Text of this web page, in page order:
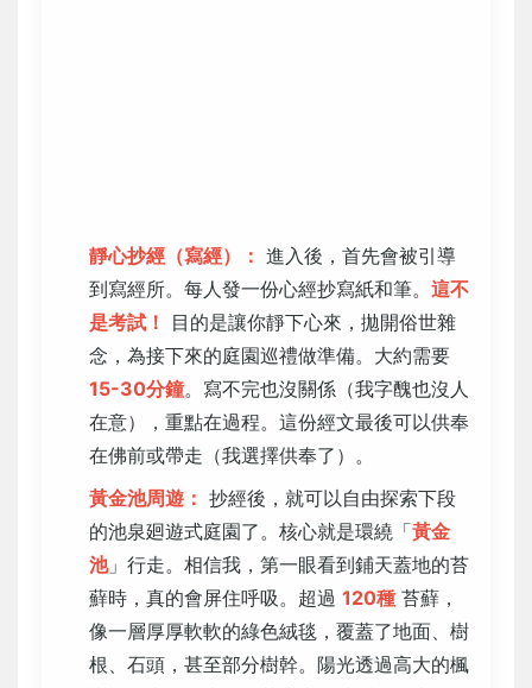
靜心抄經（寫經）： 進入後，首先會被引導
到寫經所。每人發一份心經抄寫紙和筆。 這不
是考試！
目的是讓你靜下心來，拋開俗世雜
念，為接下來的庭園巡禮做準備。大約需要
15-30分鐘。寫不完也沒關係（我字醜也沒人
在意），重點在過程。這份經文最後可以供奉
在佛前或帶走（我選擇供奉了）。
黃金池周遊： 抄經後，就可以自由探索下段
的池泉廻遊式庭園了。核心就是環繞「黃金
池」行走。相信我，第一眼看到鋪天蓋地的苔
蘚時，真的會屏住呼吸。超過 120種 苔蘚，
像一層厚厚軟軟的綠色絨毯，覆蓋了地面、樹
根、石頭，甚至部分樹幹。陽光透過高大的楓